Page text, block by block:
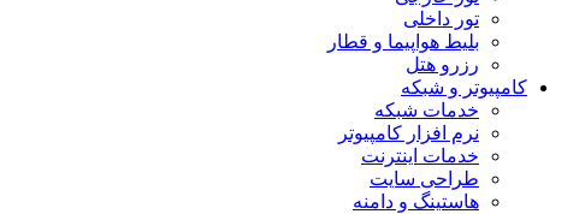
تور داخلی
بلیط هواپیما و قطار
رزرو هتل
کامپیوتر و شبکه
خدمات شبکه
نرم افزار کامپیوتر
خدمات اینترنت
طراحی سایت
هاستینگ و دامنه